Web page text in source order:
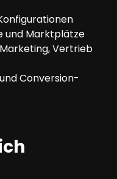
und Marktplätze
Vertrieb
Conversion-